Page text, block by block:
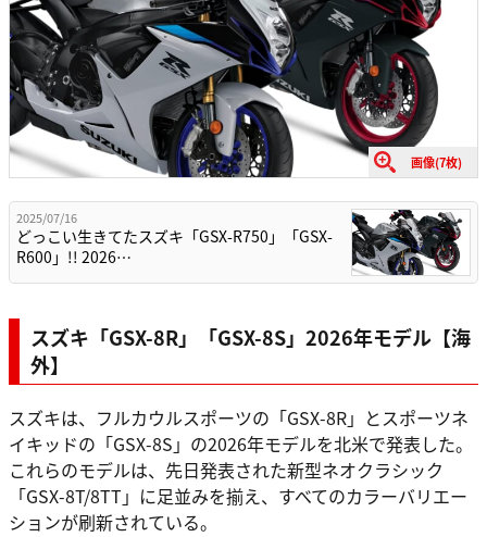
画像(7枚)
2025/07/16
どっこい生きてたスズキ「GSX-R750」「GSX-
R600」!! 2026…
スズキ「GSX-8R」「GSX-8S」2026年モデル【海
外】
スズキは、フルカウルスポーツの「GSX-8R」とスポーツネ
イキッドの「GSX-8S」の2026年モデルを北米で発表した。
これらのモデルは、先日発表された新型ネオクラシック
「GSX-8T/8TT」に足並みを揃え、すべてのカラーバリエー
ションが刷新されている。